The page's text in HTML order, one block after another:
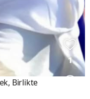
Birlikte